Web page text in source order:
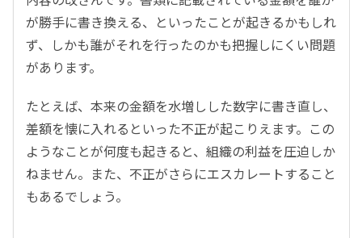
が勝手に書き換える、といったことが起きるかもしれ
ず、しかも誰がそれを行ったのかも把握しにくい問題
があります。
たとえば、本来の金額を水増しした数字に書き直し、
差額を懐に入れるといった不正が起こりえます。この
ようなことが何度も起きると、組織の利益を圧迫しか
ねません。また、不正がさらにエスカレートすること
もあるでしょう。